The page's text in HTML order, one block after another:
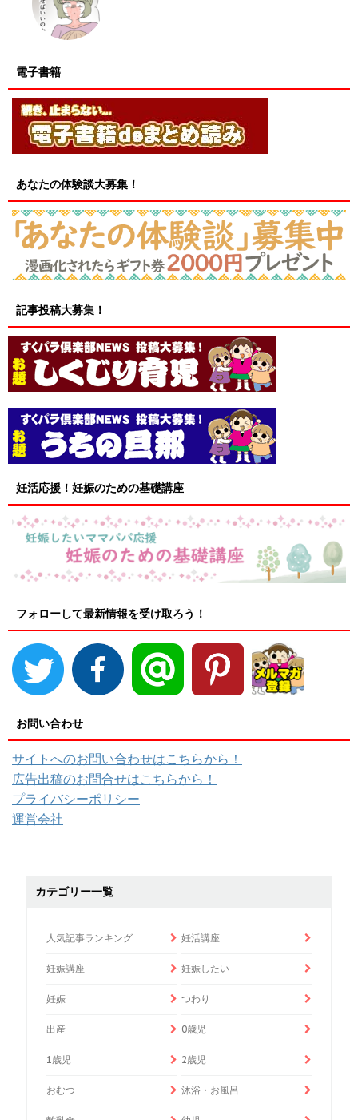
電子書籍
あなたの体験談大募集！
記事投稿大募集！
妊活応援！妊娠のための基礎講座
フォローして最新情報を受け取ろう！
お問い合わせ
サイトへのお問い合わせはこちらから！
広告出稿のお問合せはこちらから！
プライバシーポリシー
運営会社
カテゴリー一覧
人気記事ランキング 妊活講座
妊娠講座 妊娠したい
妊娠 つわり
出産 0歳児
1歳児 2歳児
おむつ 沐浴・お風呂